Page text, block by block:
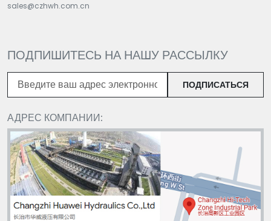
sales@czhwh.com.cn
ПОДПИШИТЕСЬ НА НАШУ РАССЫЛКУ
ПОДПИСАТЬСЯ
АДРЕС КОМПАНИИ: